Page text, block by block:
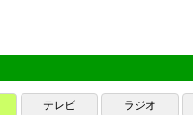
テレビ ラジオ